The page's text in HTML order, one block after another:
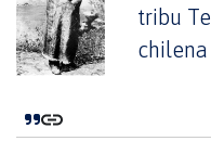
tribu
chilena